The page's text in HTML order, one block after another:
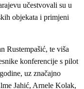
učestvovali su u
objekata i primjeni
Rustempašić, te viša
konferencije s pilot
uz značajno
Jahić, Arnele Kolak,